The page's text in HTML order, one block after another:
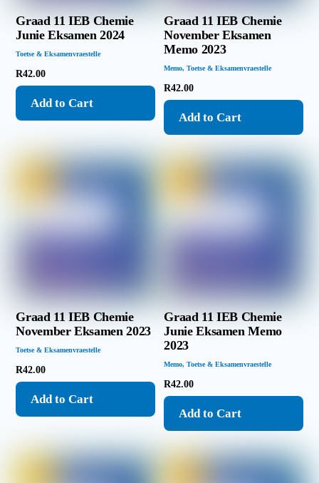
Graad 11 IEB Chemie
Junie Eksamen 2024
Toetse & Eksamenvraestelle
R42.00
Add to Cart
Graad 11 IEB Chemie
November Eksamen
Memo 2023
Memo,Toetse & Eksamenvraestelle
R42.00
Add to Cart
Graad 11 IEB Chemie
November Eksamen 2023
Toetse & Eksamenvraestelle
R42.00
Add to Cart
Graad 11 IEB Chemie
Junie Eksamen Memo
2023
Memo,Toetse & Eksamenvraestelle
R42.00
Add to Cart